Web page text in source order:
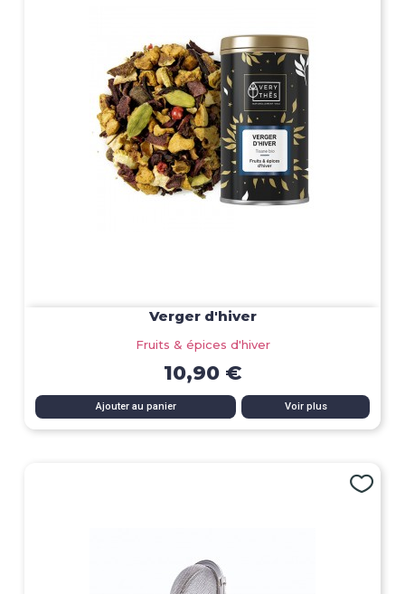
Verger d'hiver
Fruits & épices d'hiver
10,90 €
Ajouter au panier Voir plus